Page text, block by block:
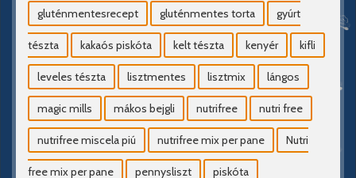
gluténmentesrecept gluténmentes torta gyúrt
tészta kakaós piskóta kelt tészta kenyér kifli
leveles tészta lisztmentes lisztmix lángos
magic mills mákos bejgli nutrifree nutri free
nutrifree miscela piú nutrifree mix per pane Nutri
free mix per pane pennysliszt piskóta